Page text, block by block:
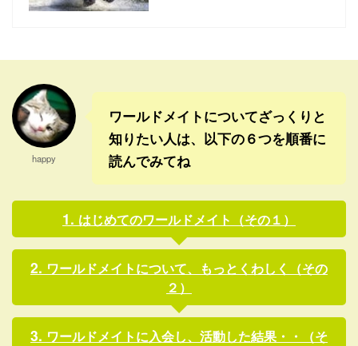
happy
ワールドメイトについてざっくりと
知りたい人は、以下の６つを順番に
読んでみてね
はじめてのワールドメイト（その１）
ワールドメイトについて、もっとくわしく（その
２）
ワールドメイトに入会し、活動した結果・・（そ